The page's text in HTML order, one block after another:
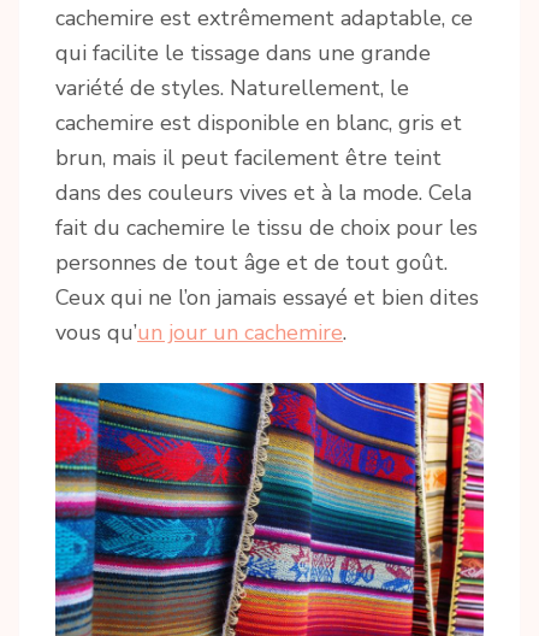
cachemire est extrêmement adaptable, ce
qui facilite le tissage dans une grande
variété de styles. Naturellement, le
cachemire est disponible en blanc, gris et
brun, mais il peut facilement être teint
dans des couleurs vives et à la mode. Cela
fait du cachemire le tissu de choix pour les
personnes de tout âge et de tout goût.
Ceux qui ne l’on jamais essayé et bien dites
vous qu’un jour un cachemire.